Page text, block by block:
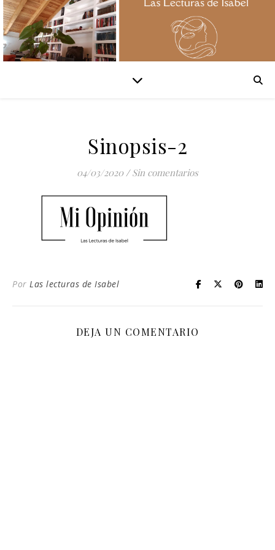
Sinopsis-2
04/03/2020 / Sin comentarios
Por Las lecturas de Isabel
DEJA UN COMENTARIO